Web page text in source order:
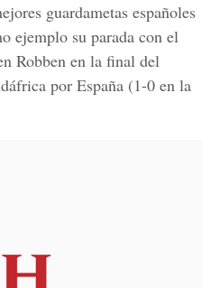
guardametas españoles
ejemplo su parada con el
Robben en la final del
por España (1-0 en la